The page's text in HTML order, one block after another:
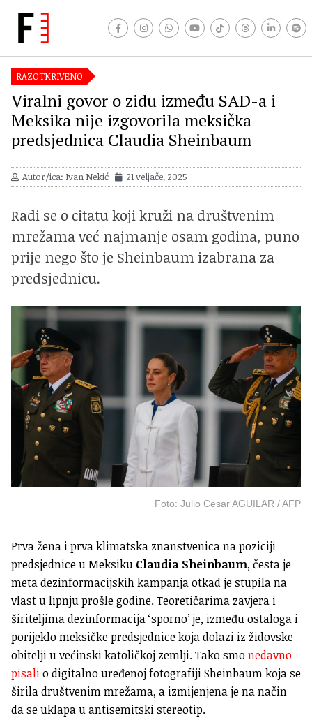
RAZOTKRIVENO
Viralni govor o zidu između SAD-a i
Meksika nije izgovorila meksička
predsjednica Claudia Sheinbaum
Autor/ica: Ivan Nekić 21 veljače, 2025
Radi se o citatu koji kruži na društvenim
mrežama već najmanje osam godina, puno
prije nego što je Sheinbaum izabrana za
predsjednicu.
Foto: Julio Cesar AGUILAR / AFP
Prva žena i prva klimatska znanstvenica na poziciji
predsjednice u Meksiku Claudia Sheinbaum, česta je
meta dezinformacijskih kampanja otkad je stupila na
vlast u lipnju prošle godine. Teoretičarima zavjera i
širiteljima dezinformacija ‘sporno’ je, između ostaloga i
porijeklo meksičke predsjednice koja dolazi iz židovske
obitelji u većinski katoličkoj zemlji. Tako smonedavno
pisalio digitalno uređenoj fotografiji Sheinbaum koja se
širila društvenim mrežama, a izmijenjena je na način
da se uklapa u antisemitski stereotip.